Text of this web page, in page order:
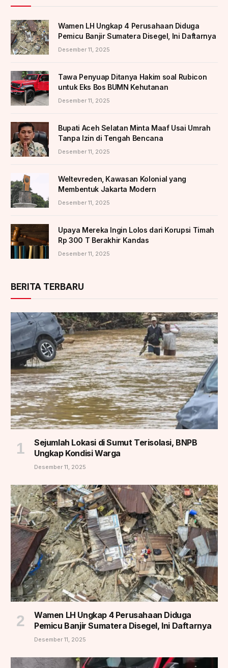
Wamen LH Ungkap 4 Perusahaan Diduga
Pemicu Banjir Sumatera Disegel, Ini Daftarnya
Desember 11, 2025
Tawa Penyuap Ditanya Hakim soal Rubicon
untuk Eks Bos BUMN Kehutanan
Desember 11, 2025
Bupati Aceh Selatan Minta Maaf Usai Umrah
Tanpa Izin di Tengah Bencana
Desember 11, 2025
Weltevreden, Kawasan Kolonial yang
Membentuk Jakarta Modern
Desember 11, 2025
Upaya Mereka Ingin Lolos dari Korupsi Timah
Rp 300 T Berakhir Kandas
Desember 11, 2025
BERITA TERBARU
Sejumlah Lokasi di Sumut Terisolasi, BNPB
Ungkap Kondisi Warga
Desember 11, 2025
Wamen LH Ungkap 4 Perusahaan Diduga
Pemicu Banjir Sumatera Disegel, Ini Daftarnya
Desember 11, 2025